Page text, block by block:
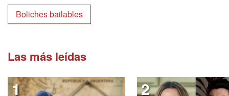
Boliches bailables
Las más leídas